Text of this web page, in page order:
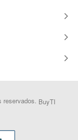
reservados. BuyTI